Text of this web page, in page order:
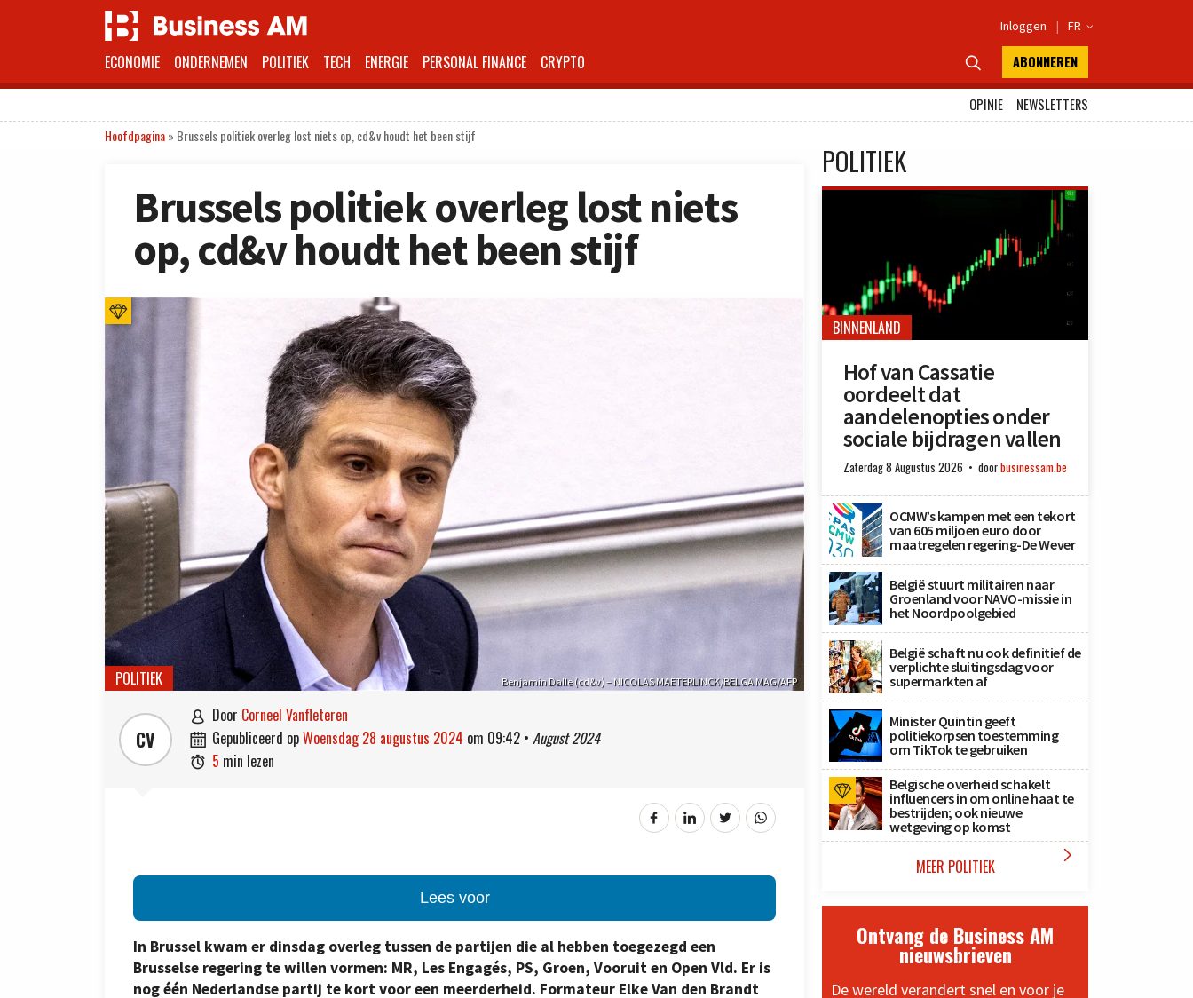
Inloggen | FR 
ECONOMIE ONDERNEMEN POLITIEK TECH ENERGIE PERSONAL FINANCE CRYPTO  ABONNEREN
OPINIE
NEWSLETTERS
Hoofdpagina» Brussels politiek overleg lost niets op, cd&v houdt het been stijf
Brussels politiek overleg lost niets
op, cd&v houdt het been stijf
Benjamin Dalle (cd&v) – NICOLAS MAETERLINCK/BELGA MAG/AFP
POLITIEK
CV
 door Corneel Vanfleteren
 gepubliceerd op woensdag 28 augustus 2024 om 09:42 • August 2024
 5 min lezen
Lees voor
In Brussel kwam er dinsdag overleg tussen de partijen die al hebben toegezegd een
Brusselse regering te willen vormen: MR, Les Engagés, PS, Groen, Vooruit en Open Vld. Er is
nog één Nederlandse partij te kort voor een meerderheid. Formateur Elke Van den Brandt
POLITIEK
BINNENLAND
Hof van Cassatie
oordeelt dat
aandelenopties onder
sociale bijdragen vallen
Zaterdag 8 Augustus 2026 doorbusinessam.be
OCMW’s kampen met een tekort
van 605 miljoen euro door
maatregelen regering-De Wever
België stuurt militairen naar
Groenland voor NAVO-missie in
het Noordpoolgebied
België schaft nu ook definitief de
verplichte sluitingsdag voor
supermarkten af
Minister Quintin geeft
politiekorpsen toestemming
om TikTok te gebruiken
Belgische overheid schakelt
influencers in om online haat te
bestrijden; ook nieuwe
wetgeving op komst
MEER POLITIEK 
Ontvang de Business AM
nieuwsbrieven
De wereld verandert snel en voor je